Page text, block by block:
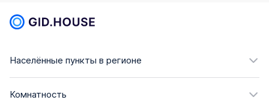
Населённые пункты в регионе
Комнатность